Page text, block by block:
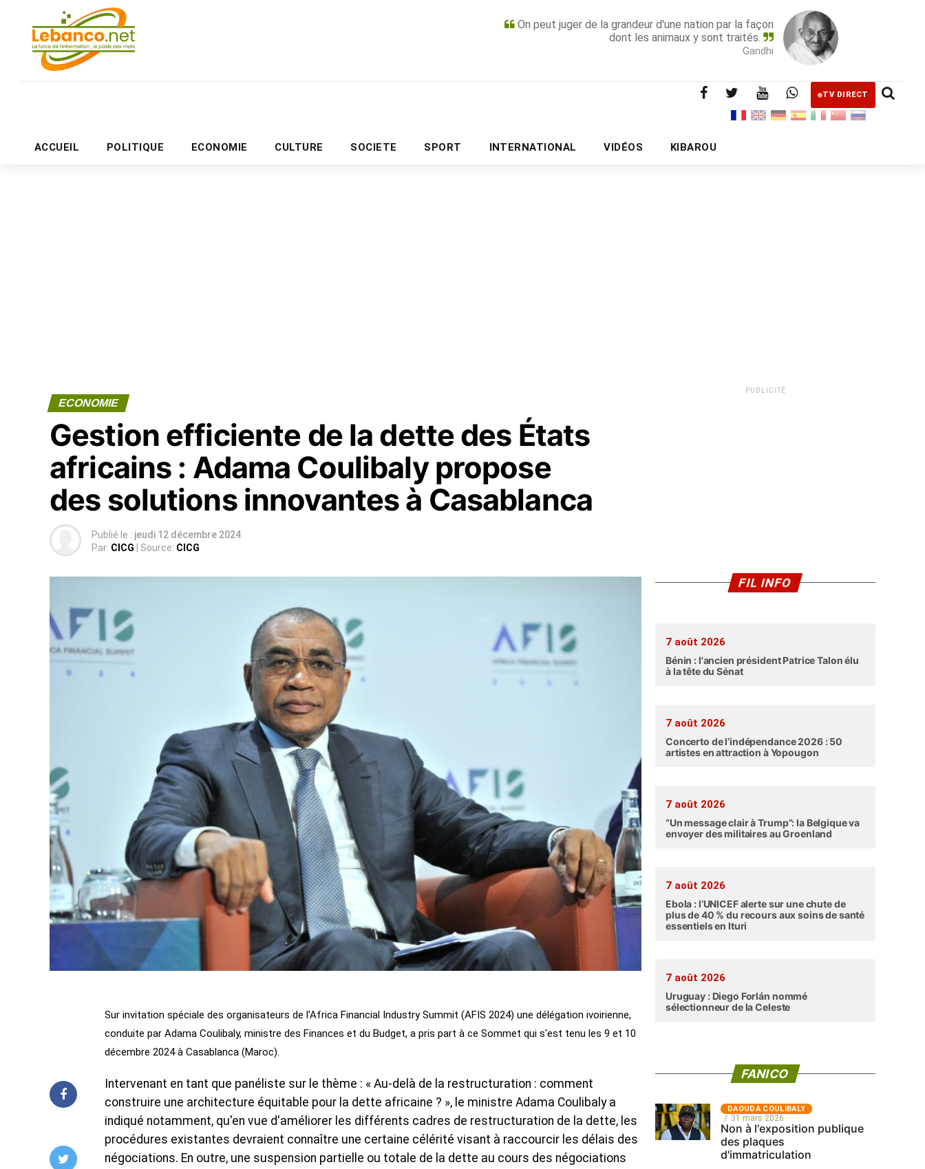
On peut juger de la grandeur d'une nation par la façon
dont les animaux y sont traités.
Gandhi
TV DIRECT
ACCUEIL POLITIQUE ECONOMIE CULTURE SOCIETE SPORT INTERNATIONAL VIDÉOS KIBAROU
PUBLICITÉ
ECONOMIE
Gestion efficiente de la dette des États
africains : Adama Coulibaly propose
des solutions innovantes à Casablanca
Publié le : jeudi 12 décembre 2024
Par: CICG | Source: CICG
Sur invitation spéciale des organisateurs de l'Africa Financial Industry Summit (AFIS 2024) une délégation ivoirienne,
conduite par Adama Coulibaly, ministre des Finances et du Budget, a pris part à ce Sommet qui s'est tenu les 9 et 10
décembre 2024 à Casablanca (Maroc).
Intervenant en tant que panéliste sur le thème : « Au-delà de la restructuration : comment
construire une architecture équitable pour la dette africaine ? », le ministre Adama Coulibaly a
indiqué notamment, qu'en vue d'améliorer les différents cadres de restructuration de la dette, les
procédures existantes devraient connaître une certaine célérité visant à raccourcir les délais des
négociations. En outre, une suspension partielle ou totale de la dette au cours des négociations
PUBLICITÉ
FIL INFO
7 août 2026
Bénin : l'ancien président Patrice Talon élu
à la tête du Sénat
7 août 2026
Concerto de l’indépendance 2026 : 50
artistes en attraction à Yopougon
7 août 2026
“Un message clair à Trump”: la Belgique va
envoyer des militaires au Groenland
7 août 2026
Ebola : l’UNICEF alerte sur une chute de
plus de 40 % du recours aux soins de santé
essentiels en Ituri
7 août 2026
Uruguay : Diego Forlán nommé
sélectionneur de la Celeste
FANICO
‎DAOUDA COULIBALY
31 mars 2026
Non à l'exposition publique
des plaques
d'immatriculation